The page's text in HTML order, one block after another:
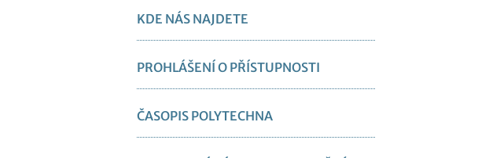
KDE NÁS NAJDETE
PROHLÁŠENÍ O PŘÍSTUPNOSTI
ČASOPIS POLYTECHNA